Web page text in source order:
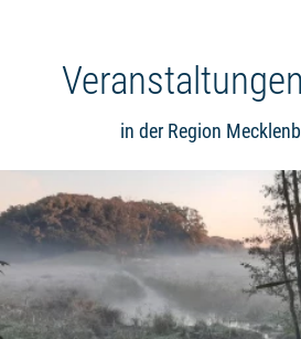
Veranstaltungen
in der Region